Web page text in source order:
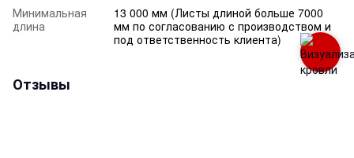
Минимальная
длина
13 000 мм (Листы длиной больше 7000
мм по согласованию с производством и
под ответственность клиента)
Отзывы